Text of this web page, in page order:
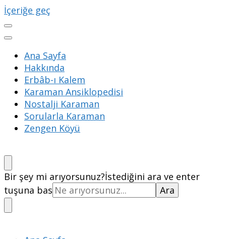
İçeriğe geç
Ana Sayfa
Hakkında
Erbâb-ı Kalem
Karaman Ansiklopedisi
Nostalji Karaman
Sorularla Karaman
Zengen Köyü
Bir şey mi arıyorsunuz?İstediğini ara ve enter
tuşuna bas